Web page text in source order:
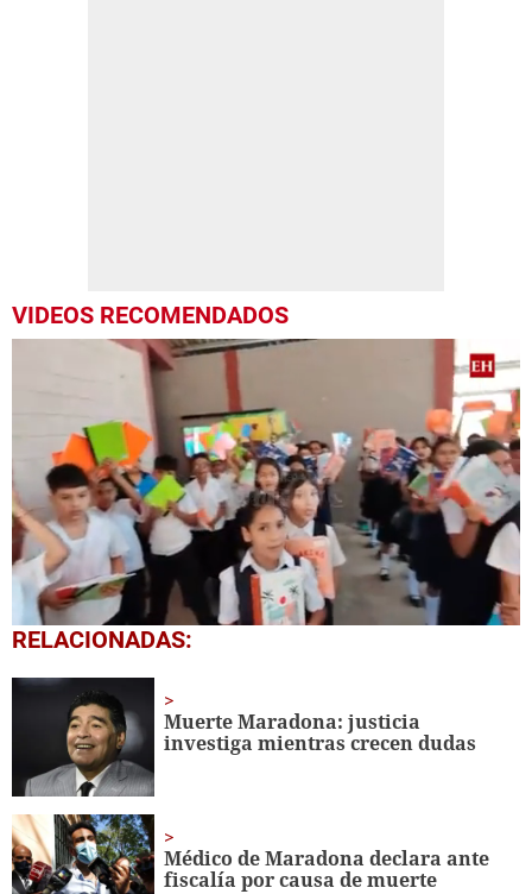
VIDEOS RECOMENDADOS
0
seconds
minute,
seconds
RELACIONADAS:
Muerte Maradona: justicia
investiga mientras crecen dudas
Médico de Maradona declara ante
fiscalía por causa de muerte